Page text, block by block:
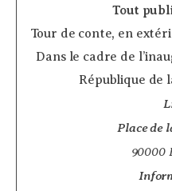
Tout
Tour de conte, en
Dans le cadre de
République de
Place de
90000